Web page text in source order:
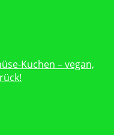
Kuchen – vegan,